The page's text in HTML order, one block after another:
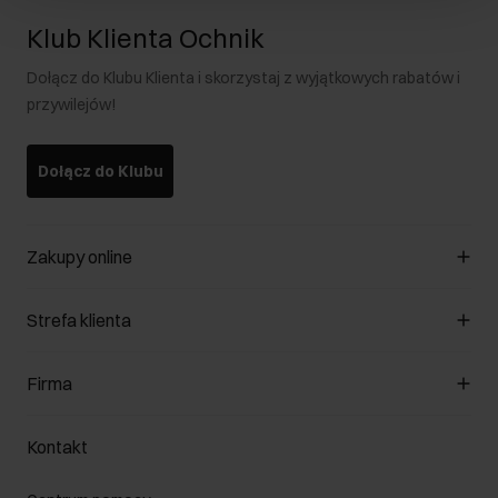
Klub Klienta Ochnik
Dołącz do Klubu Klienta i skorzystaj z wyjątkowych rabatów i
przywilejów!
Dołącz do Klubu
Zakupy online
Zarządzaj cookies
Formy płatności
Jak dokonać zwrotu?
Strefa klienta
Klub Klienta
Zwróć produkty
Firma
O nas
Salony
Kontakt